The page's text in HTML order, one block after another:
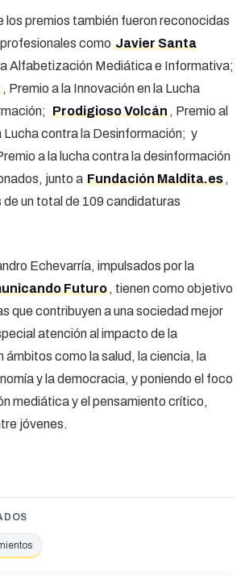
los premios también fueron reconocidas
como Javier Santa
Alfabetización Mediática e Informativa;
, Premio a la Innovación en la Lucha
Prodigioso Volcán , Premio al
Lucha contra la Desinformación; y
a la lucha contra la desinformación
junto a Fundación Maldita.es ,
un total de 109 candidaturas
Echevarría, impulsados por la
Futuro , tienen como objetivo
que contribuyen a una sociedad mejor
atención al impacto de la
ámbitos como la salud, la ciencia, la
y la democracia, y poniendo el foco
mediática y el pensamiento crítico,
jóvenes.